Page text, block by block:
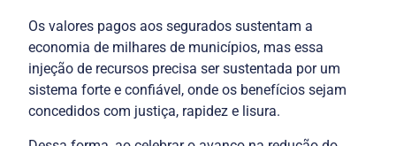
Os valores pagos aos segurados sustentam a
economia de milhares de municípios, mas essa
injeção de recursos precisa ser sustentada por um
sistema forte e confiável, onde os benefícios sejam